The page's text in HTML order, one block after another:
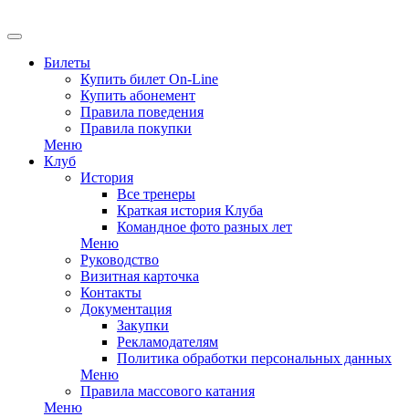
Билеты
Купить билет On-Line
Купить абонемент
Правила поведения
Правила покупки
Меню
Клуб
История
Все тренеры
Краткая история Клуба
Командное фото разных лет
Меню
Руководство
Визитная карточка
Контакты
Документация
Закупки
Рекламодателям
Политика обработки персональных данных
Меню
Правила массового катания
Меню